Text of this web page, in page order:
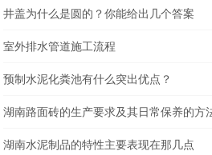
井盖为什么是圆的？你能给出几个答案
室外排水管道施工流程
预制水泥化粪池有什么突出优点？
湖南路面砖的生产要求及其日常保养的方
湖南水泥制品的特性主要表现在那几点